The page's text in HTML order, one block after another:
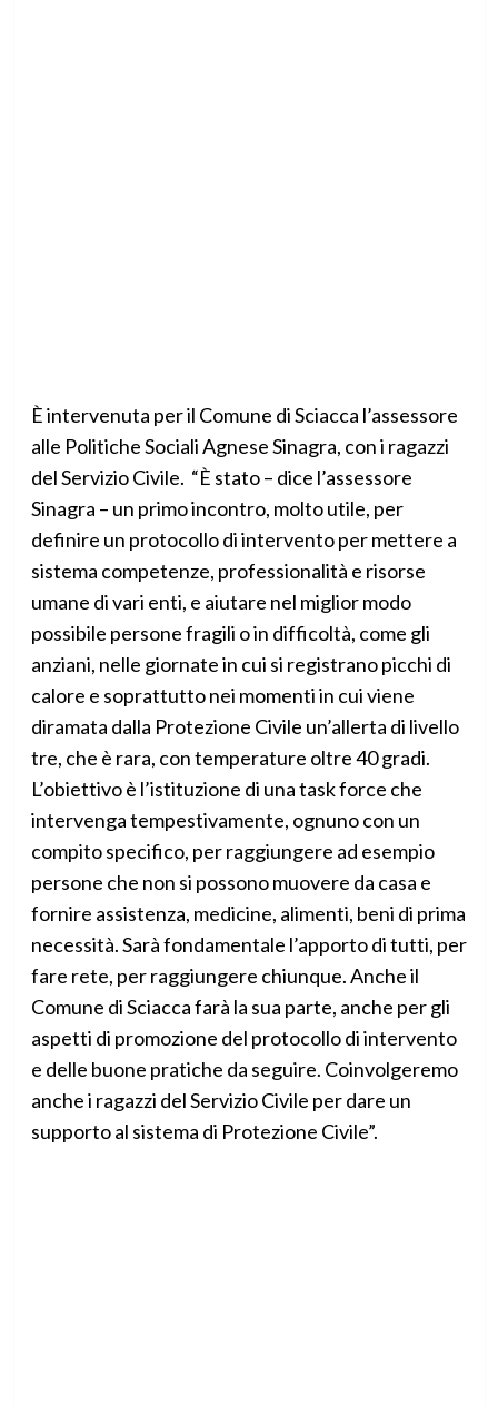
È intervenuta per il Comune di Sciacca l’assessore
alle Politiche Sociali Agnese Sinagra, con i ragazzi
del Servizio Civile. “È stato – dice l’assessore
Sinagra – un primo incontro, molto utile, per
definire un protocollo di intervento per mettere a
sistema competenze, professionalità e risorse
umane di vari enti, e aiutare nel miglior modo
possibile persone fragili o in difficoltà, come gli
anziani, nelle giornate in cui si registrano picchi di
calore e soprattutto nei momenti in cui viene
diramata dalla Protezione Civile un’allerta di livello
tre, che è rara, con temperature oltre 40 gradi.
L’obiettivo è l’istituzione di una task force che
intervenga tempestivamente, ognuno con un
compito specifico, per raggiungere ad esempio
persone che non si possono muovere da casa e
fornire assistenza, medicine, alimenti, beni di prima
necessità. Sarà fondamentale l’apporto di tutti, per
fare rete, per raggiungere chiunque. Anche il
Comune di Sciacca farà la sua parte, anche per gli
aspetti di promozione del protocollo di intervento
e delle buone pratiche da seguire. Coinvolgeremo
anche i ragazzi del Servizio Civile per dare un
supporto al sistema di Protezione Civile”.